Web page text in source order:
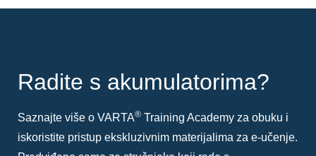
Radite s akumulatorima?
Saznajte više o VARTA® Training Academy za obuku i
iskoristite pristup ekskluzivnim materijalima za e-učenje.